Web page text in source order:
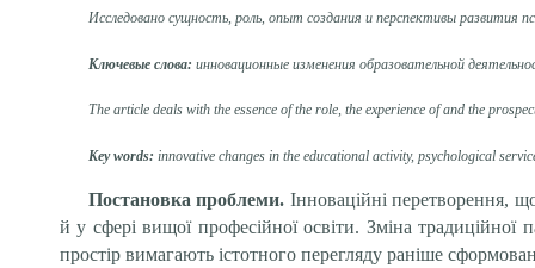
Исследовано сущность, роль, опыт создания и перспективы развития
Ключевые слова: инновационные изменения образовательной
The article deals with the essence of the role, the experience of and the
Key words: innovative changes in the educational activity, psychological
Постановка проблеми. Інноваційні перетворення,
й у сфері вищої професійної освіти. Зміна
простір вимагають істотного перегляду раніше